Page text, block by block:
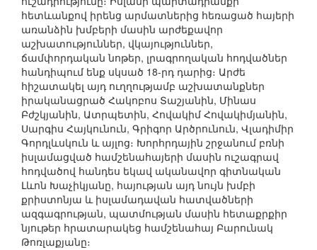
հետևանքով իրենց արմատներից հեռացած հայերի
առանձին խմբերի մասին արժեքավոր
աշխատություններ, վկայություններ,
ճամփորդական նոթեր, լրագրողական հոդվածներ
հանդիպում ենք սկսած 18-րդ դարից։ Արժե
հիշատակել այդ ուղղությամբ աշխատանքներ
իրականացրած Հակոբոս Տաշյանին, Մինաս
Բժշկյանին, Ատրպետին, Հովակիմ Հովակիմյանին,
Սարգիս Հայկունուն, Գրիգոր Արծրունուն, Վլադիմիր
Գորդլևսկուն և այլոց։ Խորհրդային շրջանում բռնի
իսլամացված համշենահայերի մասին ուշագրավ
հոդվածով հանդես եկավ ականավոր գիտնական
Լևոն Խաչիկյանը, հայության այդ նույն խմբի
քրիստոնյա և իսլամադավան հատվածների
ազգագրության, պատմության մասին հետաքրքիր
նյութեր հրատարակեց համշենահայ Բարունակ
Թոռլաքյանը։